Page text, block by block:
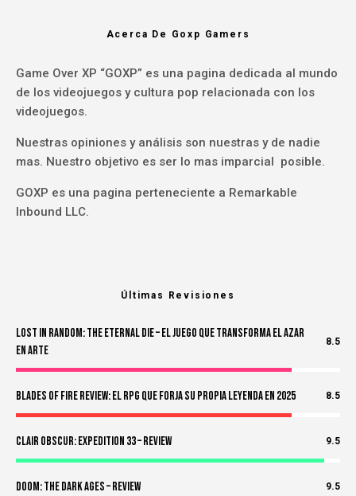
Acerca De Goxp Gamers
Game Over XP “GOXP” es una pagina dedicada al mundo
de los videojuegos y cultura pop relacionada con los
videojuegos.
Nuestras opiniones y análisis son nuestras y de nadie
mas. Nuestro objetivo es ser lo mas imparcial posible.
GOXP es una pagina perteneciente a Remarkable
Inbound LLC.
Últimas Revisiones
Lost in Random: The Eternal Die – El Juego Que Transforma el Azar
en Arte
8.5
Blades of Fire Review: El RPG Que Forja Su Propia Leyenda en 2025 8.5
Clair Obscur: Expedition 33 – Review 9.5
Doom: The Dark Ages – Review 9.5